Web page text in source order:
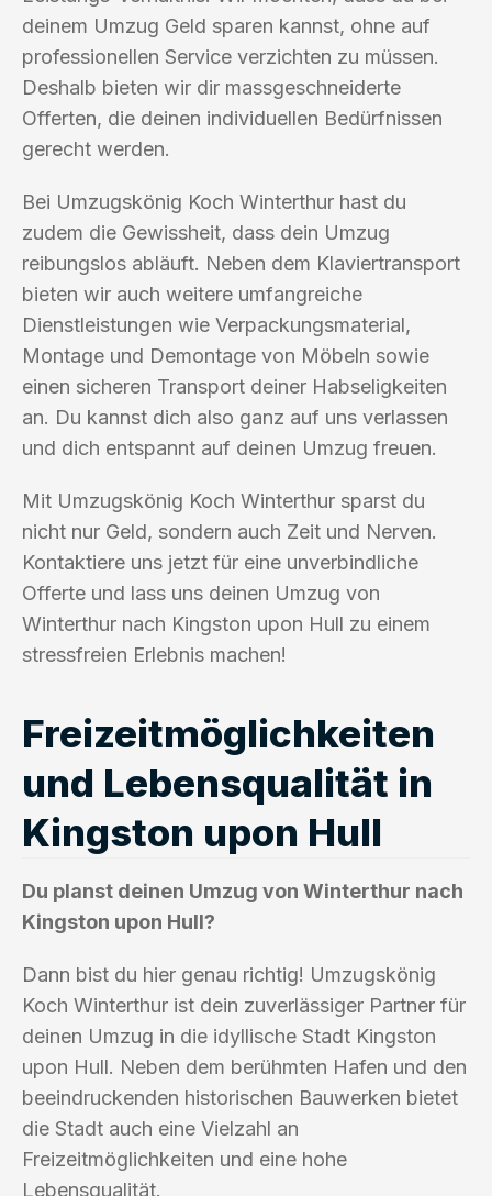
deinem Umzug Geld sparen kannst, ohne auf
professionellen Service verzichten zu müssen.
Deshalb bieten wir dir massgeschneiderte
Offerten, die deinen individuellen Bedürfnissen
gerecht werden.
Bei Umzugskönig Koch Winterthur hast du
zudem die Gewissheit, dass dein Umzug
reibungslos abläuft. Neben dem Klaviertransport
bieten wir auch weitere umfangreiche
Dienstleistungen wie Verpackungsmaterial,
Montage und Demontage von Möbeln sowie
einen sicheren Transport deiner Habseligkeiten
an. Du kannst dich also ganz auf uns verlassen
und dich entspannt auf deinen Umzug freuen.
Mit Umzugskönig Koch Winterthur sparst du
nicht nur Geld, sondern auch Zeit und Nerven.
Kontaktiere uns jetzt für eine unverbindliche
Offerte und lass uns deinen Umzug von
Winterthur nach Kingston upon Hull zu einem
stressfreien Erlebnis machen!
Freizeitmöglichkeiten
und Lebensqualität in
Kingston upon Hull
Du planst deinen Umzug von Winterthur nach
Kingston upon Hull?
Dann bist du hier genau richtig! Umzugskönig
Koch Winterthur ist dein zuverlässiger Partner für
deinen Umzug in die idyllische Stadt Kingston
upon Hull. Neben dem berühmten Hafen und den
beeindruckenden historischen Bauwerken bietet
die Stadt auch eine Vielzahl an
Freizeitmöglichkeiten und eine hohe
Lebensqualität.